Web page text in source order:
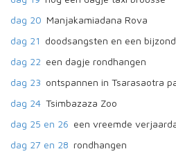
dag 20 Manjakamiadana Rova
dag 21 doodsangsten en een
dag 22 een dagje rondhangen
dag 23 ontspannen in Tsarasaotra
dag 24 Tsimbazaza Zoo
dag 25 en 26 een vreemde
dag 27 en 28 rondhangen